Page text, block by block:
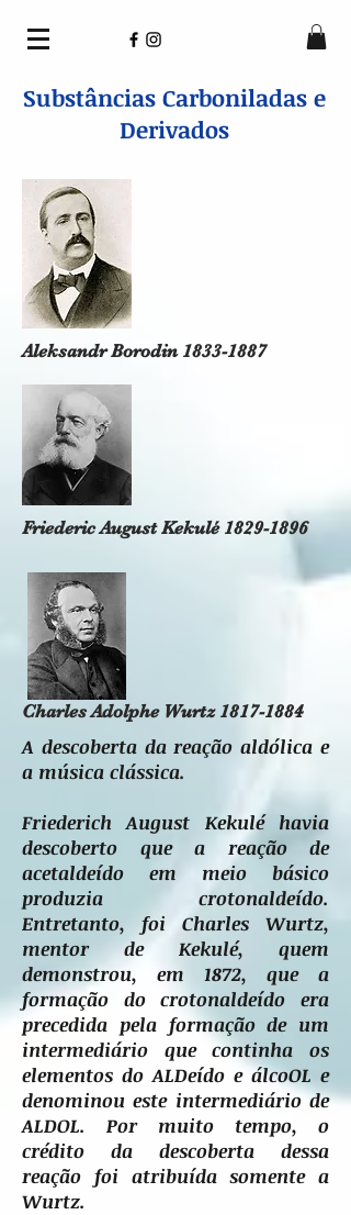
Substâncias Carboniladas e
Derivados
Aleksandr Borodin 1833-1887
Friederic August Kekulé 1829-1896
Charles Adolphe Wurtz1817-1884
A descoberta da reação aldólica e
a música clássica.
Friederich August Kekulé havia
descoberto que a reação de
acetaldeído em meio básico
produzia crotonaldeído.
Entretanto, foi Charles Wurtz,
mentor de Kekulé, quem
demonstrou, em 1872, que a
formação do crotonaldeído era
precedida pela formação de um
intermediário que continha os
elementos do ALDeído e álcoOL e
denominou este intermediário de
ALDOL. Por muito tempo, o
crédito da descoberta dessa
reação foi atribuída somente a
Wurtz.